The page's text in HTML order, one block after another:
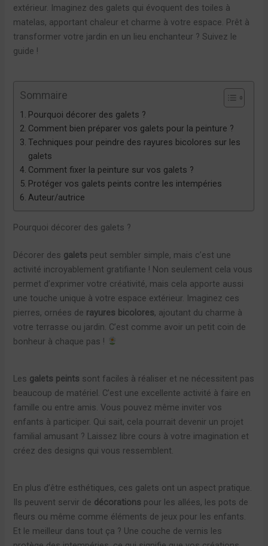
extérieur. Imaginez des galets qui évoquent des toiles à
matelas, apportant chaleur et charme à votre espace. Prêt à
transformer votre jardin en un lieu enchanteur ? Suivez le
guide !
Sommaire
Pourquoi décorer des galets ?
Comment bien préparer vos galets pour la peinture ?
Techniques pour peindre des rayures bicolores sur les
galets
Comment fixer la peinture sur vos galets ?
Protéger vos galets peints contre les intempéries
Auteur/autrice
Pourquoi décorer des galets ?
Décorer des galets peut sembler simple, mais c’est une
activité incroyablement gratifiante ! Non seulement cela vous
permet d’exprimer votre créativité, mais cela apporte aussi
une touche unique à votre espace extérieur. Imaginez ces
pierres, ornées de rayures bicolores, ajoutant du charme à
votre terrasse ou jardin. C’est comme avoir un petit coin de
bonheur à chaque pas !
Les galets peints sont faciles à réaliser et ne nécessitent pas
beaucoup de matériel. C’est une excellente activité à faire en
famille ou entre amis. Vous pouvez même inviter vos
enfants à participer. Qui sait, cela pourrait devenir un projet
familial amusant ? Laissez libre cours à votre imagination et
créez des designs qui vous ressemblent.
En plus d’être esthétiques, ces galets ont un aspect pratique.
Ils peuvent servir de décorations pour les allées, les pots de
fleurs ou même comme éléments de jeux pour les enfants.
Et le meilleur dans tout ça ? Une couche de vernis les